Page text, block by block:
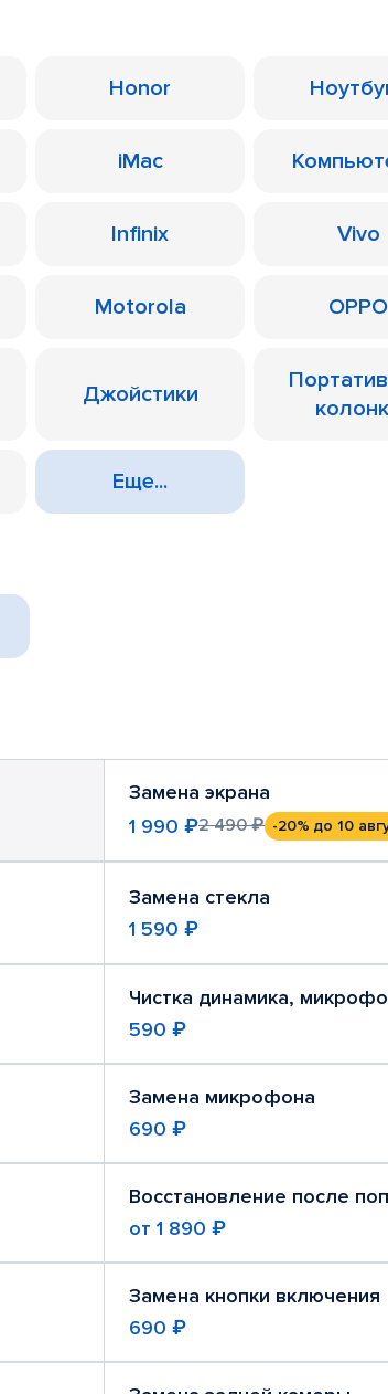
Honor
iMac
Infinix Vivo
Motorola OPPO
Джойстики
Еще...
Замена экрана
1 990 ₽2 490 ₽ -20% до 10
Замена стекла
1 590 ₽
Чистка динамика,
590 ₽
Замена микрофона
690 ₽
Восстановление после
от 1 890 ₽
Замена кнопки включения
690 ₽